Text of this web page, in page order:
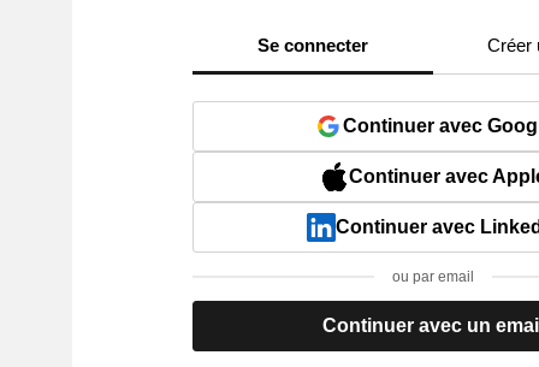
Se connecter Créer
Continuer avec
Continuer avec
Continuer avec
ou par email
Continuer avec un